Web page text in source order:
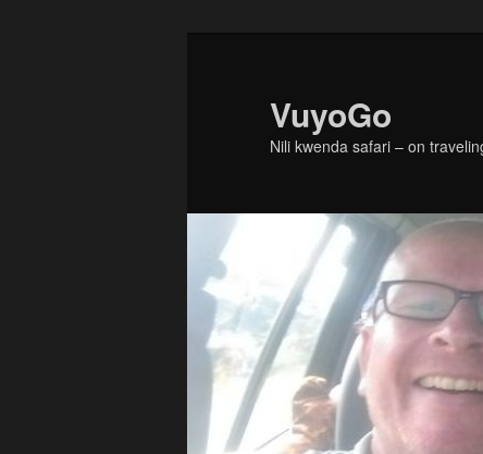
VuyoGo
Nili kwenda safari – on